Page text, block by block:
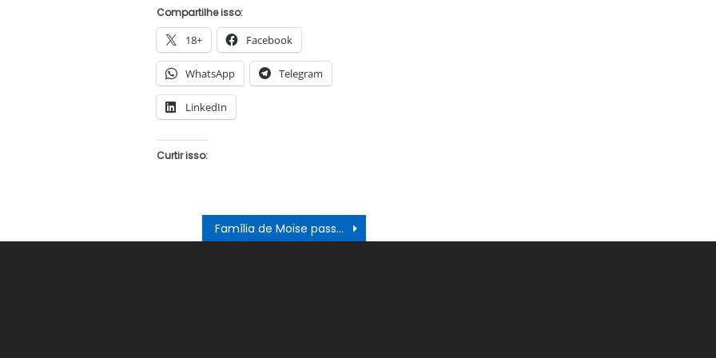
Compartilhe isso:
18+ Facebook
WhatsApp Telegram
LinkedIn
Curtir isso:
Família de Moïse passa a ser administradora de quiosque onde ele foi assassinado